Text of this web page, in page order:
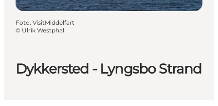
Dykkersted - Lyngsbo Strand
Foto: VisitMiddelfart
© Ulrik Westphal